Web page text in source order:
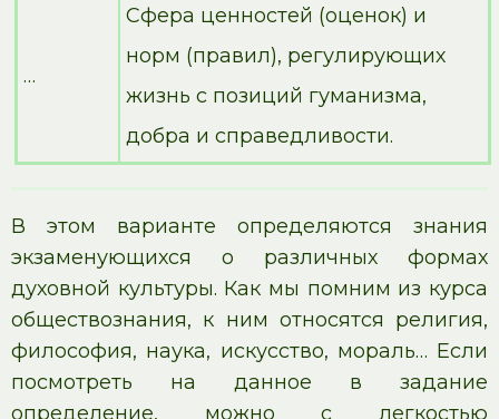
…
Сфера ценностей (оценок) и
норм (правил), регулирующих
жизнь с позиций гуманизма,
добра и справедливости.
В этом варианте определяются знания
экзаменующихся о различных формах
духовной культуры. Как мы помним из курса
обществознания, к ним относятся религия,
философия, наука, искусство, мораль… Если
посмотреть на данное в задание
определение, можно с легкостью